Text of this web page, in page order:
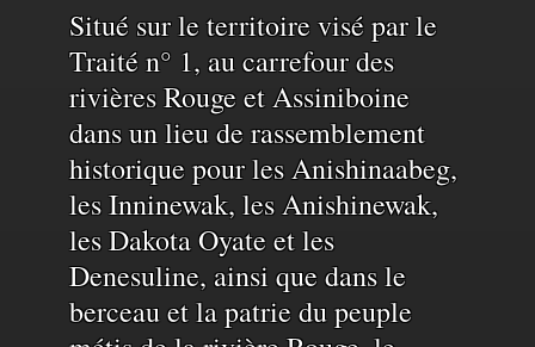
Reconnaissance
du
territoire
et
Situé sur le territoire visé par le
Traité n° 1, au carrefour des
rivières Rouge et Assiniboine
dans un lieu de rassemblement
historique pour les Anishinaabeg,
les Inninewak, les Anishinewak,
les Dakota Oyate et les
Denesuline, ainsi que dans le
berceau et la patrie du peuple